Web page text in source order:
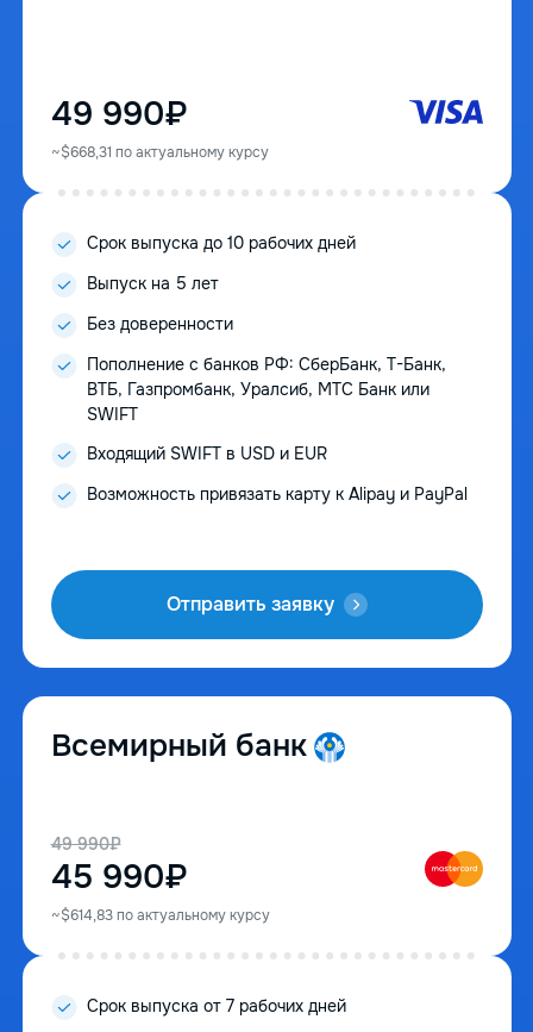
49 990₽
~$668,31 по актуальному курсу
Срок выпуска до 10 рабочих дней
Выпуск на 5 лет
Без доверенности
Пополнение с банков РФ: СберБанк, Т-Банк,
ВТБ, Газпромбанк, Уралсиб, МТС Банк или
SWIFT
Входящий SWIFT в USD и EUR
Возможность привязать карту к Alipay и PayPal
Отправить заявку
Всемирный банк
45 990₽
49 990₽
~$614,83 по актуальному курсу
Срок выпуска от 7 рабочих дней